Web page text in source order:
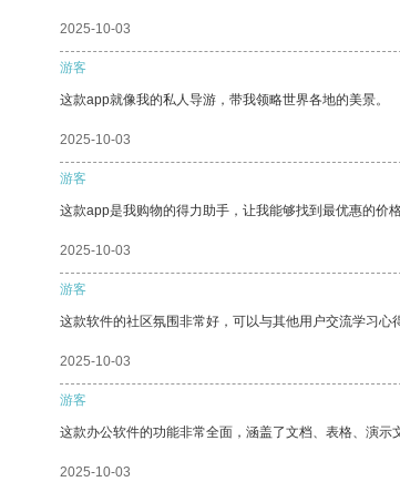
2025-10-03
游客
这款app就像我的私人导游，带我领略世界各地的美景。
2025-10-03
游客
这款app是我购物的得力助手，让我能够找到最优惠的价
2025-10-03
游客
这款软件的社区氛围非常好，可以与其他用户交流学习心
2025-10-03
游客
这款办公软件的功能非常全面，涵盖了文档、表格、演示
2025-10-03